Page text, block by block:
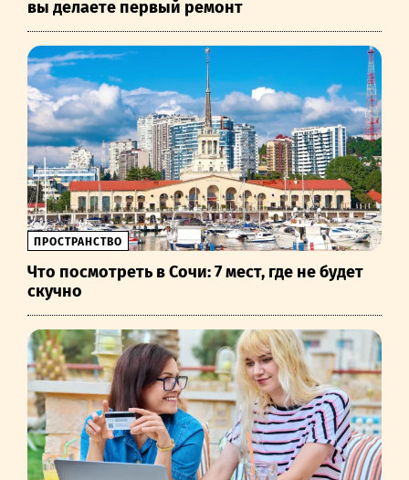
вы делаете первый ремонт
ПРОСТРАНСТВО
Что посмотреть в Сочи: 7 мест, где не будет
скучно